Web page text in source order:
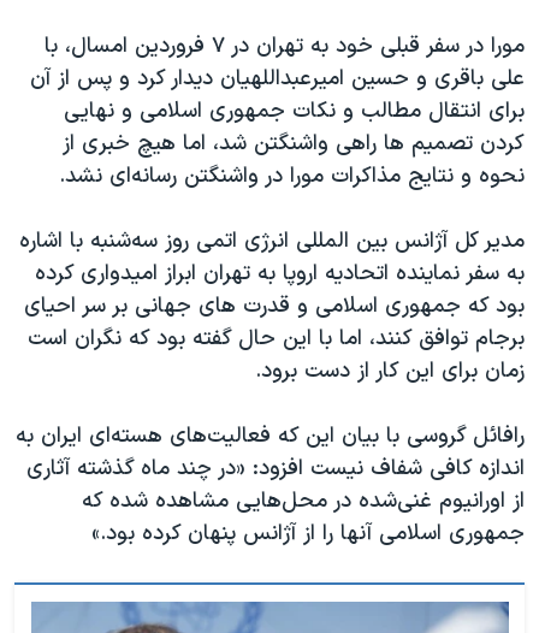
مورا در سفر قبلی خود به تهران در ۷ فروردین امسال، با
علی باقری و حسین امیرعبداللهیان دیدار کرد و پس از آن
برای انتقال مطالب و نکات جمهوری اسلامی و نهایی
کردن تصمیم ها راهی واشنگتن شد، اما هیچ خبری از
نحوه و نتایج مذاکرات مورا در واشنگتن رسانه‌ای نشد.
مدیر کل آژانس بین المللی انرژی اتمی روز سه‌شنبه با اشاره
به سفر نماینده اتحادیه اروپا به تهران ابراز امیدواری کرده
بود که جمهوری اسلامی و قدرت های جهانی بر سر احیای
برجام توافق کنند، اما با این حال گفته بود که نگران است
زمان برای این کار از دست برود.
رافائل گروسی با بیان این که فعالیت‌های هسته‌ای ایران به
اندازه کافی شفاف نیست افزود: «در چند ماه گذشته آثاری
از اورانیوم غنی‌شده در محل‌هایی مشاهده شده‌ که
جمهوری اسلامی آنها را از آژانس پنهان کرده‌ بود.
»